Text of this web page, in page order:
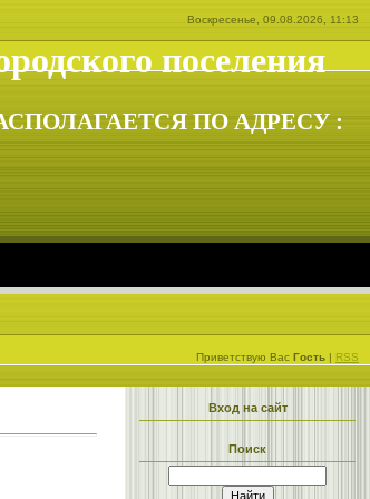
Воскресенье, 09.08.2026, 11:13
поселения
ПО АДРЕСУ :
Приветствую Вас Гость | RSS
Вход на сайт
Поиск